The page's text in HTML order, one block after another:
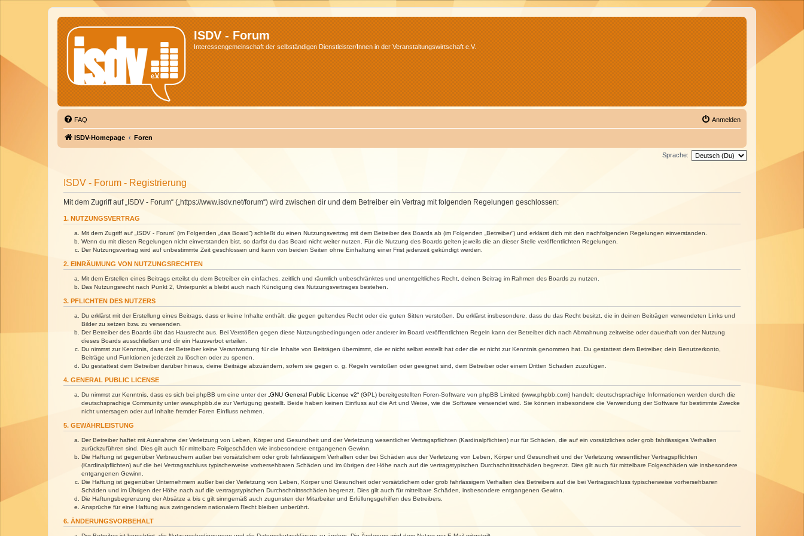
ISDV - Forum
Interessengemeinschaft der selbständigen Dienstleister/Innen in der Veranstaltungswirtschaft e.V.
FAQ Anmelden
ISDV-Homepage Foren
Sprache:
ISDV - Forum - Registrierung
Mit dem Zugriff auf „ISDV - Forum“ („https://www.isdv.net/forum“) wird zwischen dir und dem Betreiber ein Vertrag mit folgenden Regelungen geschlossen:
1. NUTZUNGSVERTRAG
Mit dem Zugriff auf „ISDV - Forum“ (im Folgenden „das Board“) schließt du einen Nutzungsvertrag mit dem Betreiber des Boards ab (im Folgenden „Betreiber“) und erklärst dich mit den nachfolgenden Regelungen einverstanden.
Wenn du mit diesen Regelungen nicht einverstanden bist, so darfst du das Board nicht weiter nutzen. Für die Nutzung des Boards gelten jeweils die an dieser Stelle veröffentlichten Regelungen.
Der Nutzungsvertrag wird auf unbestimmte Zeit geschlossen und kann von beiden Seiten ohne Einhaltung einer Frist jederzeit gekündigt werden.
2. EINRÄUMUNG VON NUTZUNGSRECHTEN
Mit dem Erstellen eines Beitrags erteilst du dem Betreiber ein einfaches, zeitlich und räumlich unbeschränktes und unentgeltliches Recht, deinen Beitrag im Rahmen des Boards zu nutzen.
Das Nutzungsrecht nach Punkt 2, Unterpunkt a bleibt auch nach Kündigung des Nutzungsvertrages bestehen.
3. PFLICHTEN DES NUTZERS
Du erklärst mit der Erstellung eines Beitrags, dass er keine Inhalte enthält, die gegen geltendes Recht oder die guten Sitten verstoßen. Du erklärst insbesondere, dass du das Recht besitzt, die in deinen Beiträgen verwendeten Links und
Bilder zu setzen bzw. zu verwenden.
Der Betreiber des Boards übt das Hausrecht aus. Bei Verstößen gegen diese Nutzungsbedingungen oder anderer im Board veröffentlichten Regeln kann der Betreiber dich nach Abmahnung zeitweise oder dauerhaft von der Nutzung
dieses Boards ausschließen und dir ein Hausverbot erteilen.
Du nimmst zur Kenntnis, dass der Betreiber keine Verantwortung für die Inhalte von Beiträgen übernimmt, die er nicht selbst erstellt hat oder die er nicht zur Kenntnis genommen hat. Du gestattest dem Betreiber, dein Benutzerkonto,
Beiträge und Funktionen jederzeit zu löschen oder zu sperren.
Du gestattest dem Betreiber darüber hinaus, deine Beiträge abzuändern, sofern sie gegen o. g. Regeln verstoßen oder geeignet sind, dem Betreiber oder einem Dritten Schaden zuzufügen.
4. GENERAL PUBLIC LICENSE
Du nimmst zur Kenntnis, dass es sich bei phpBB um eine unter der „ GNU General Public License v2“ (GPL) bereitgestellten Foren-Software von phpBB Limited (www.phpbb.com) handelt; deutschsprachige Informationen werden durch die
deutschsprachige Community unter www.phpbb.de zur Verfügung gestellt. Beide haben keinen Einfluss auf die Art und Weise, wie die Software verwendet wird. Sie können insbesondere die Verwendung der Software für bestimmte Zwecke
nicht untersagen oder auf Inhalte fremder Foren Einfluss nehmen.
5. GEWÄHRLEISTUNG
Der Betreiber haftet mit Ausnahme der Verletzung von Leben, Körper und Gesundheit und der Verletzung wesentlicher Vertragspflichten (Kardinalpflichten) nur für Schäden, die auf ein vorsätzliches oder grob fahrlässiges Verhalten
zurückzuführen sind. Dies gilt auch für mittelbare Folgeschäden wie insbesondere entgangenen Gewinn.
Die Haftung ist gegenüber Verbrauchern außer bei vorsätzlichem oder grob fahrlässigem Verhalten oder bei Schäden aus der Verletzung von Leben, Körper und Gesundheit und der Verletzung wesentlicher Vertragspflichten
(Kardinalpflichten) auf die bei Vertragsschluss typischerweise vorhersehbaren Schäden und im übrigen der Höhe nach auf die vertragstypischen Durchschnittsschäden begrenzt. Dies gilt auch für mittelbare Folgeschäden wie insbesondere
entgangenen Gewinn.
Die Haftung ist gegenüber Unternehmern außer bei der Verletzung von Leben, Körper und Gesundheit oder vorsätzlichem oder grob fahrlässigem Verhalten des Betreibers auf die bei Vertragsschluss typischerweise vorhersehbaren
Schäden und im Übrigen der Höhe nach auf die vertragstypischen Durchschnittsschäden begrenzt. Dies gilt auch für mittelbare Schäden, insbesondere entgangenen Gewinn.
Die Haftungsbegrenzung der Absätze a bis c gilt sinngemäß auch zugunsten der Mitarbeiter und Erfüllungsgehilfen des Betreibers.
Ansprüche für eine Haftung aus zwingendem nationalem Recht bleiben unberührt.
6. ÄNDERUNGSVORBEHALT